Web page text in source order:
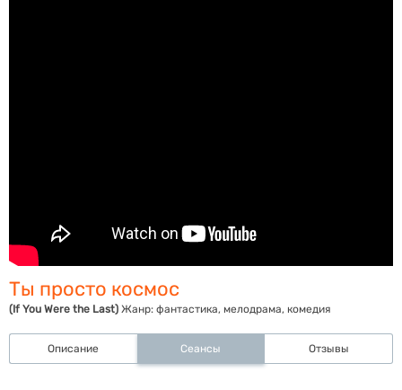
Ты просто космос
(If You Were the Last) Жанр: фантастика, мелодрама, комедия
Описание Сеансы Отзывы